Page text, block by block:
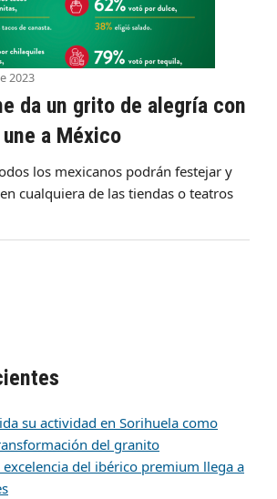
2023
da un grito de alegría con
une a México
los mexicanos podrán festejar y
cualquiera de las tiendas o teatros
su actividad en Sorihuela como
del granito
excelencia del ibérico premium llega a